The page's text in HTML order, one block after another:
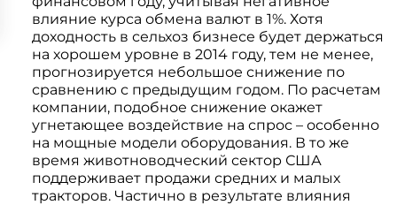
влияние курса обмена валют в 1%. Хотя
доходность в сельхоз бизнесе будет держаться
на хорошем уровне в 2014 году, тем не менее,
прогнозируется небольшое снижение по
сравнению с предыдущим годом. По расчетам
компании, подобное снижение окажет
угнетающее воздействие на спрос – особенно
на мощные модели оборудования. В то же
время животноводческий сектор США
поддерживает продажи средних и малых
тракторов. Частично в результате влияния